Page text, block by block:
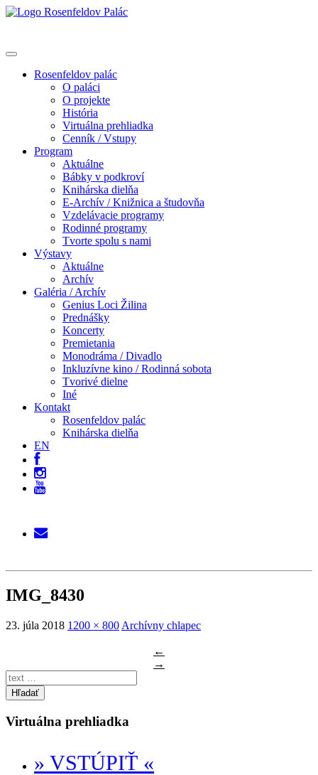
Rosenfeldov palác
O paláci
O projekte
História
Virtuálna prehliadka
Cenník / Vstupy
Program
Aktuálne
Bábky v podkroví
Knihárska dielňa
E-Archív / Knižnica a študovňa
Vzdelávacie programy
Rodinné programy
Tvorte spolu s nami
Výstavy
Aktuálne
Archív
Galéria / Archív
Genius Loci Žilina
Prednášky
Koncerty
Premietania
Monodráma / Divadlo
Inkluzívne kino / Rodinná sobota
Tvorivé dielne
Iné
Kontakt
Rosenfeldov palác
Knihárska dielňa
EN
IMG_8430
23. júla 2018 1200 × 800 Archívny chlapec
←
→
Hľadať
Virtuálna prehliadka
» VSTÚPIŤ «